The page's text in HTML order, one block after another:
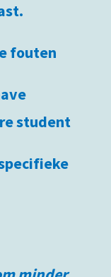
fouten
student